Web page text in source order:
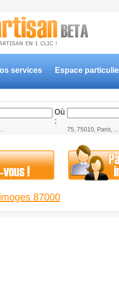
services Espace
Où
:
75, 75010, Paris, ...
87000